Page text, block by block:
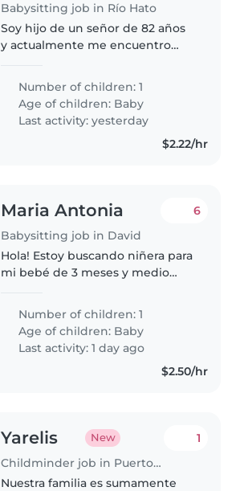
Babysitting job in Río Hato
Soy hijo de un señor de 82 años
y actualmente me encuentro
pueda dedicarle tiempo de lunes
a viernes de 8am a 5pm. Se
dedicará a tareas de limpieza,
cocina..
Number of children: 1
Age of children: Baby
Last activity: yesterday
$2.22/hr
Maria Antonia
Babysitting job in David
6
Hola! Estoy buscando niñera para
mi bebé de 3 meses y medio
Entrando sábado 7 am y saliendo
lunes 7 am. Mujer proactiva,
dedicada, honrada y amorosa..
Number of children: 1
Age of children: Baby
Last activity: 1 day ago
$2.50/hr
Yarelis New
Childminder job in Puerto Caimito
1
Nuestra familia es sumamente